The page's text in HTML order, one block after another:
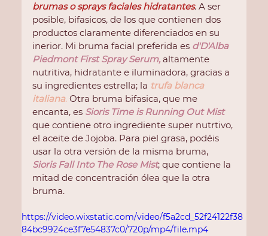
brumas o sprays faciales hidratantes. A ser
posible, bifasicos, de los que contienen dos
productos claramente diferenciados en su
inerior. Mi bruma facial preferida es d'D'Alba
Piedmont First Spray Serum, altamente
nutritiva, hidratante e iluminadora, gracias a
su ingredientes estrella; la trufa blanca
italiana. Otra bruma bifasica, que me
encanta, es Sioris Time is Running Out Mist
que contiene otro ingrediente super nutrtivo,
el aceite de Jojoba. Para piel grasa, podéis
usar la otra versión de la misma bruma,
Sioris Fall Into The Rose Mist; que contiene la
mitad de concentración ólea que la otra
bruma.
https://video.wixstatic.com/video/f5a2cd_52f24122f38
84bc9924ce3f7e54837c0/720p/mp4/file.mp4